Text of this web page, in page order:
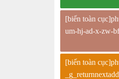
[biến toàn
um-hj-ad-x-zw-
[biến toàn